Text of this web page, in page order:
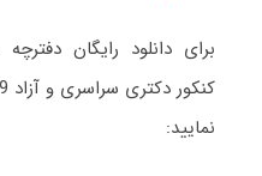
برای دانلود رایگان
نمایید: